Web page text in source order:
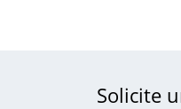
Solicite